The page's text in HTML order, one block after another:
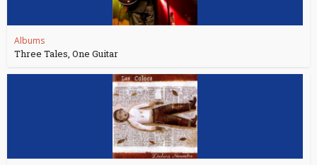
Albums
Three Tales, One Guitar